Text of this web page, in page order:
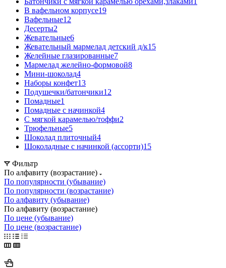
В вафельном корпусе19
Вафельные12
Десерты2
Жевательные6
Жевательный мармелад детский д/к15
Желейные глазированные7
Мармелад желейно-формовой8
Мини-шоколад4
Наборы конфет13
Подушечки/батончики12
Помадные1
Помадные с начинкой4
С мягкой карамелью/тоффи2
Трюфельные5
Шоколад плиточный4
Шоколадные с начинкой (ассорти)15
Фильтр
По алфавиту (возрастание)
По популярности (убывание)
По популярности (возрастание)
По алфавиту (убывание)
По алфавиту (возрастание)
По цене (убывание)
По цене (возрастание)